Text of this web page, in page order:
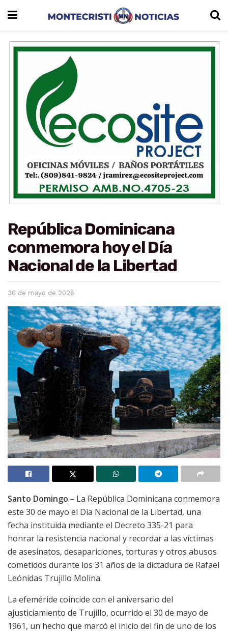
República Dominicana
conmemora hoy el Día
Nacional de la Libertad
30 de mayo de 2026
Santo Domingo.– La República Dominicana conmemora
este 30 de mayo el Día Nacional de la Libertad, una
fecha instituida mediante el Decreto 335-21 para
honrar la resistencia nacional y recordar a las víctimas
de asesinatos, desapariciones, torturas y otros abusos
cometidos durante los 31 años de la dictadura de Rafael
Leónidas Trujillo Molina.
La efeméride coincide con el aniversario del
ajusticiamiento de Trujillo, ocurrido el 30 de mayo de
1961, un hecho que marcó el inicio del fin de uno de los